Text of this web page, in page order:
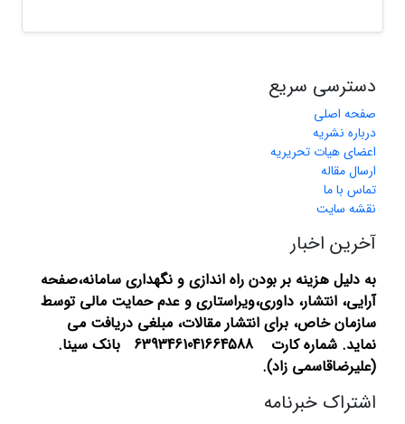
دسترسی سریع
صفحه اصلی
درباره نشریه
اعضای هیات تحریریه
ارسال مقاله
تماس با ما
نقشه سایت
آخرین اخبار
به دلیل هزینه بر بودن راه اندازی و نگهداری سامانه،صفحه
آرایی، انتشار، داوری،ویراستاری و عدم حمایت مالی توسط
سازمان خاص، برای انتشار مقالات، مبلغی دریافت می
نماید.
شماره کارت 6393461041664588 بانک سینا.
(علیرضاقاسمی زاد).
اشتراک خبرنامه